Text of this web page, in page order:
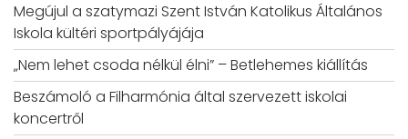
Megújul a szatymazi Szent István Katolikus Általános
Iskola kültéri sportpályájája
„Nem lehet csoda nélkül élni” – Betlehemes kiállítás
Beszámoló a Filharmónia által szervezett iskolai
koncertről